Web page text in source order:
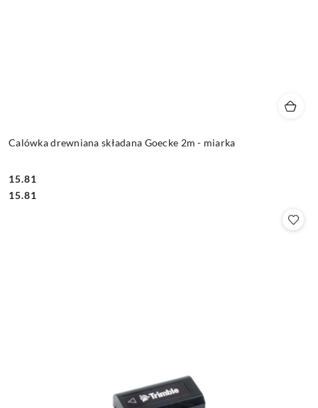
Calówka drewniana składana Goecke 2m - miarka
Cena:
15.81
Cena:
15.81